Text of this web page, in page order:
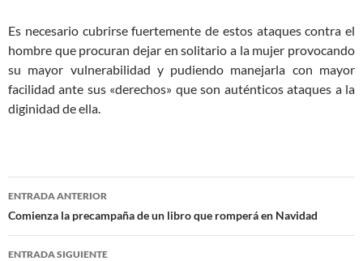
Es necesario cubrirse fuertemente de estos ataques contra el
hombre que procuran dejar en solitario a la mujer provocando
su mayor vulnerabilidad y pudiendo manejarla con mayor
facilidad ante sus «derechos» que son auténticos ataques a la
diginidad de ella.
Navegación
de
entradas
ENTRADA ANTERIOR
Comienza la precampaña de un libro que romperá en Navidad
ENTRADA SIGUIENTE